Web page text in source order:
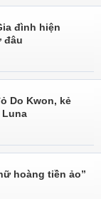
đình hiện
đâu
Do Kwon, kẻ
Luna
hoàng tiền ảo”